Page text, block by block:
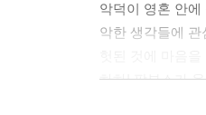
악덕이 영혼 안
악한 생각들에
하하! 팜부스가